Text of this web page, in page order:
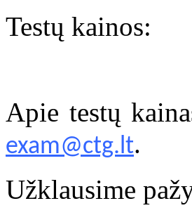
Testų kainos:
Apie testų
exam@ctg.lt.
Užklausime